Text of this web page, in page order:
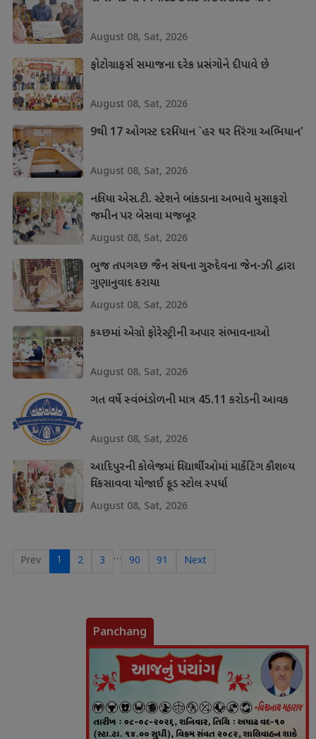
August 08, Sat, 2026
ફોટોગ્રાફર્સ સમાજના દરેક પ્રસંગોને દીપાવે છે
August 08, Sat, 2026
9થી 17 ઓગસ્ટ દરમિયાન `હર ઘર તિરંગા અભિયાન'
August 08, Sat, 2026
નલિયા એસ.ટી. સ્ટેશને બાંકડાના અભાવે મુસાફરો
જમીન પર બેસવા મજબૂર
August 08, Sat, 2026
ભુજ તપગચ્છ જૈન સંઘના ગુરુદેવના જેન-ઝી દ્વારા
ગુણાનુવાદ કરાયા
August 08, Sat, 2026
કચ્છમાં એગ્રો ફોરેસ્ટ્રીની અપાર સંભાવનાઓ
August 08, Sat, 2026
ગત વર્ષે સ્વંભંડોળની માત્ર 45.11 કરોડની આવક
August 08, Sat, 2026
આદિપુરની કોલેજમાં વિદ્યાર્થીઓમાં માર્કેટિંગ કૌશલ્ય
વિકસાવવા યોજાઈ ફૂડ સ્ટોલ સ્પર્ધા
August 08, Sat, 2026
Prev 1 2 3 … 90 91 Next
Panchang